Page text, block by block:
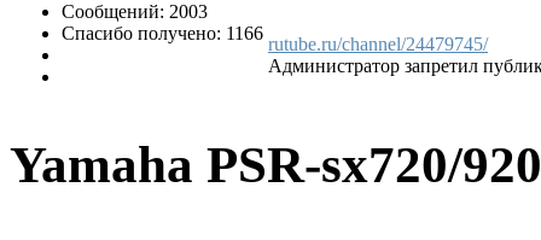
Сообщений: 2003
Спасибо получено: 1166
rutube.ru/channel/24479745/
Администратор запретил
Yamaha PSR-sx720/